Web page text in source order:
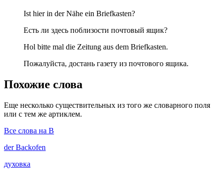
Ist hier in der Nähe ein Briefkasten?
Есть ли здесь поблизости почтовый ящик?
Hol bitte mal die Zeitung aus dem Briefkasten.
Пожалуйста, достань газету из почтового ящика.
Похожие слова
Еще несколько существительных из того же словарного поля
или с тем же артиклем.
Все слова на B
derBackofen
духовка